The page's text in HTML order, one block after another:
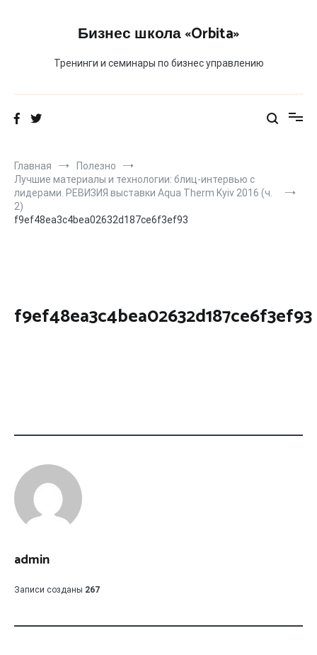
Бизнес школа «Orbita»
Тренинги и семинары по бизнес управлению
Главная
Полезно
Лучшие материалы и технологии: блиц-интервью с
лидерами. РЕВИЗИЯ выставки Aqua Therm Kyiv 2016 (ч.
2)
f9ef48ea3c4bea02632d187ce6f3ef93
f9ef48ea3c4bea02632d187ce6f3ef93
admin
Записи созданы 267